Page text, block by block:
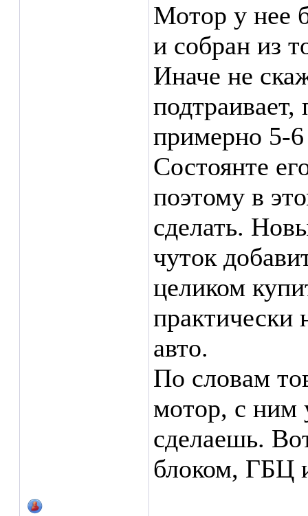
Мотор у нее
и собран из
Иначе не
примерно 5-
Состоянте
поэтому в
сделать.
чуток
целиком
практически
авто.
По словам
мотор, с ним
сделаешь.
блоком, ГБЦ